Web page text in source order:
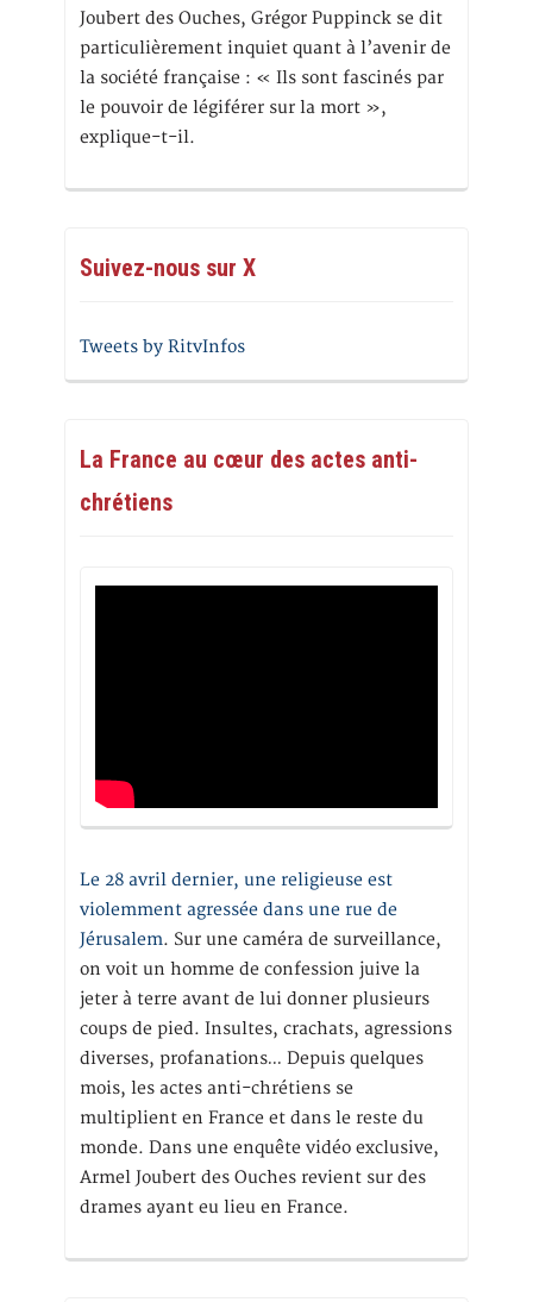
Joubert des Ouches, Grégor Puppinck se dit
particulièrement inquiet quant à l’avenir de
la société française : « Ils sont fascinés par
le pouvoir de légiférer sur la mort »,
explique-t-il.
Suivez-nous sur X
Tweets by RitvInfos
La France au cœur des actes anti-
chrétiens
Le 28 avril dernier, une religieuse est
violemment agressée dans une rue de
Jérusalem. Sur une caméra de surveillance,
on voit un homme de confession juive la
jeter à terre avant de lui donner plusieurs
coups de pied. Insultes, crachats, agressions
diverses, profanations… Depuis quelques
mois, les actes anti-chrétiens se
multiplient en France et dans le reste du
monde. Dans une enquête vidéo exclusive,
Armel Joubert des Ouches revient sur des
drames ayant eu lieu en France.